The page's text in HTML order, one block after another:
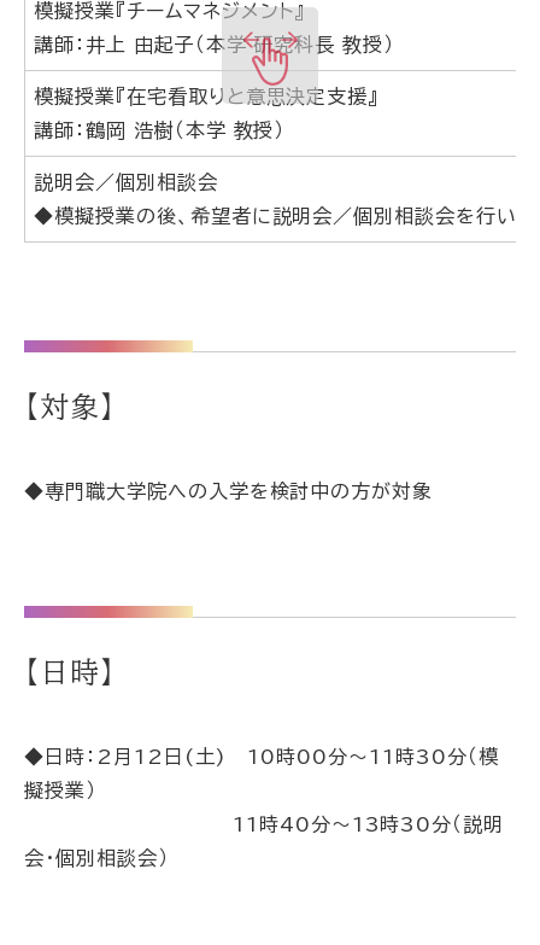
模擬授業『チームマネジメント』
講師：井上 由起子（本学 研究科長 教授）
模擬授業『在宅看取りと意思決定支援』
講師：鶴岡 浩樹（本学 教授）
説明会／個別相談会
◆模擬授業の後、希望者に説明会／個別相談会を行いま
【対象】
◆専門職大学院への入学を検討中の方が対象
【日時】
◆日時：2月12日(土) 10時00分～11時30分（模
擬授業）
11時40分～13時30分（説明
会・個別相談会）